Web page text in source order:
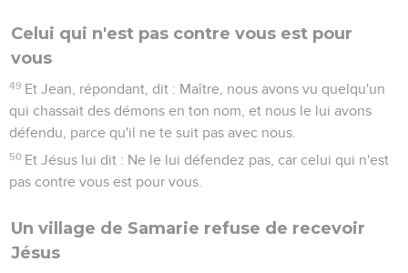
Celui qui n'est pas contre vous est pour
vous
49 Et Jean, répondant, dit : Maître, nous avons vu quelqu'un
qui chassait des démons en ton nom, et nous le lui avons
défendu, parce qu'il ne te suit pas avec nous.
50 Et Jésus lui dit : Ne le lui défendez pas, car celui qui n'est
pas contre vous est pour vous.
Un village de Samarie refuse de recevoir
Jésus